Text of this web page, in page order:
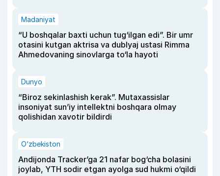
Madaniyat
“U boshqalar baxti uchun tug‘ilgan edi”. Bir umr
otasini kutgan aktrisa va dublyaj ustasi Rimma
Ahmedovaning sinovlarga to‘la hayoti
Dunyo
“Biroz sekinlashish kerak”. Mutaxassislar
insoniyat sun’iy intellektni boshqara olmay
qolishidan xavotir bildirdi
O‘zbekiston
Andijonda Tracker’ga 21 nafar bog‘cha bolasini
joylab, YTH sodir etgan ayolga sud hukmi o‘qildi